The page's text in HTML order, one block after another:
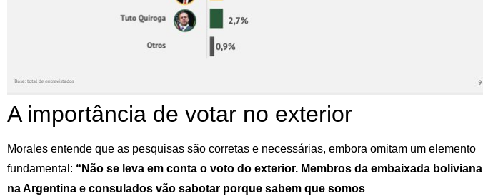
A importância de votar no exterior
Morales entende que as pesquisas são corretas e necessárias, embora omitam um elemento
fundamental: “Não se leva em conta o voto do exterior. Membros da embaixada boliviana
na Argentina e consulados vão sabotar porque sabem que somos